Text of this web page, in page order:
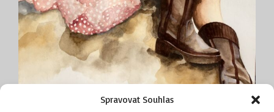
Spravovat Souhlas